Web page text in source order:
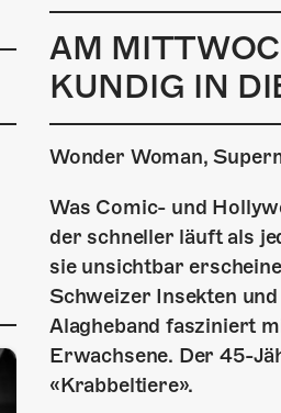
AM
KUNDIG IN
Wonder Woman,
Was Comic- und
der schneller läuft als
sie unsichtbar
Schweizer Insekten
Alagheband fasziniert
Erwachsene. Der 45-
«Krabbeltiere».